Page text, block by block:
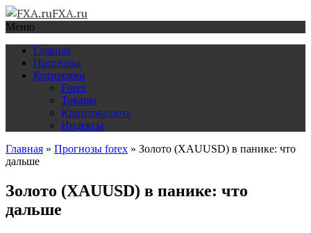
FXA.ru
Меню
Главная
Прогнозы
Котировки
Forex
Товары
Криптовалюта
Индексы
Главная » Прогнозы forex » Золото (XAUUSD) в панике: что
дальше
Золото (XAUUSD) в панике: что
дальше